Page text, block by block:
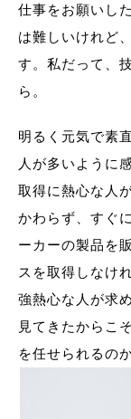
仕事をお願いし
は難しいけれど
す。私だって、
ら。
明るく元気で素
人が多いように
取得に熱心な人
かわらず、すぐ
ーカーの製品を
スを取得しなけ
強熱心な人が求
見てきたからこ
を任せられるの